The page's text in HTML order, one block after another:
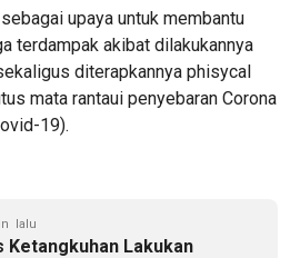
upaya untuk membantu
terdampak akibat dilakukannya
diterapkannya phisycal
mata rantaui penyebaran Corona
19).
lalu
Ketangkuhan Lakukan